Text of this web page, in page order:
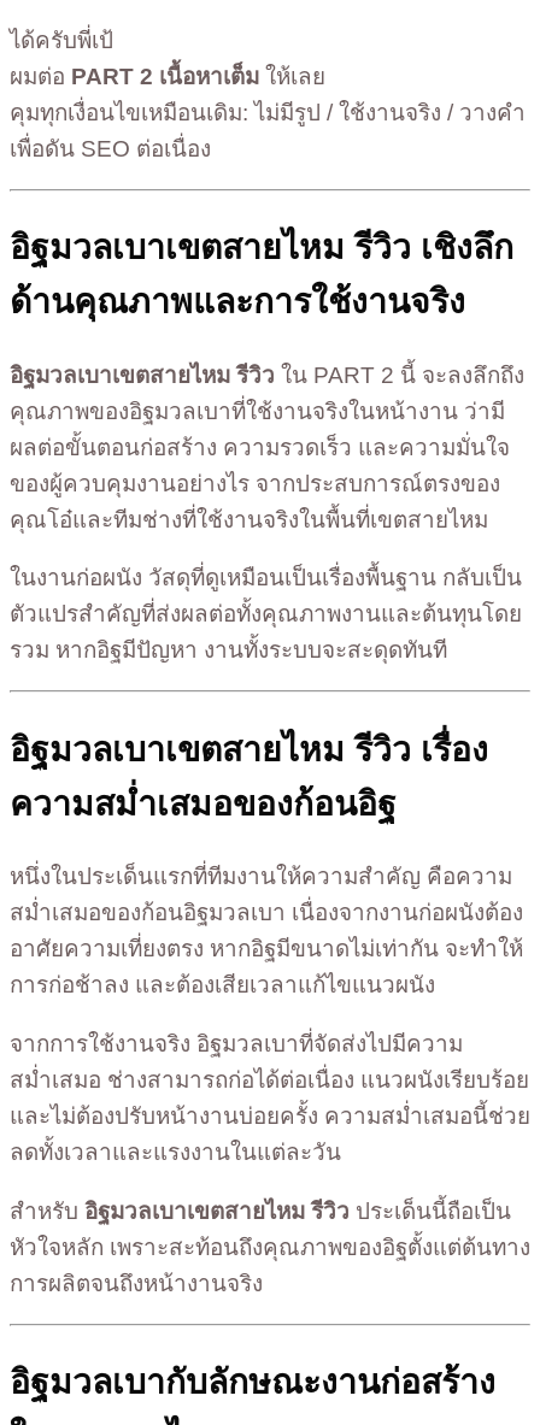
ได้ครับพี่เป้
ผมต่อ PART 2 เนื้อหาเต็ม ให้เลย
คุมทุกเงื่อนไขเหมือนเดิม: ไม่มีรูป / ใช้งานจริง / วางคำ
เพื่อดัน SEO ต่อเนื่อง
อิฐมวลเบาเขตสายไหม รีวิว เชิงลึก
ด้านคุณภาพและการใช้งานจริง
อิฐมวลเบาเขตสายไหม รีวิว ใน PART 2 นี้ จะลงลึกถึง
คุณภาพของอิฐมวลเบาที่ใช้งานจริงในหน้างาน ว่ามี
ผลต่อขั้นตอนก่อสร้าง ความรวดเร็ว และความมั่นใจ
ของผู้ควบคุมงานอย่างไร จากประสบการณ์ตรงของ
คุณโอ๋และทีมช่างที่ใช้งานจริงในพื้นที่เขตสายไหม
ในงานก่อผนัง วัสดุที่ดูเหมือนเป็นเรื่องพื้นฐาน กลับเป็น
ตัวแปรสำคัญที่ส่งผลต่อทั้งคุณภาพงานและต้นทุนโดย
รวม หากอิฐมีปัญหา งานทั้งระบบจะสะดุดทันที
อิฐมวลเบาเขตสายไหม รีวิว เรื่อง
ความสม่ำเสมอของก้อนอิฐ
หนึ่งในประเด็นแรกที่ทีมงานให้ความสำคัญ คือความ
สม่ำเสมอของก้อนอิฐมวลเบา เนื่องจากงานก่อผนังต้อง
อาศัยความเที่ยงตรง หากอิฐมีขนาดไม่เท่ากัน จะทำให้
การก่อช้าลง และต้องเสียเวลาแก้ไขแนวผนัง
จากการใช้งานจริง อิฐมวลเบาที่จัดส่งไปมีความ
สม่ำเสมอ ช่างสามารถก่อได้ต่อเนื่อง แนวผนังเรียบร้อย
และไม่ต้องปรับหน้างานบ่อยครั้ง ความสม่ำเสมอนี้ช่วย
ลดทั้งเวลาและแรงงานในแต่ละวัน
สำหรับ อิฐมวลเบาเขตสายไหม รีวิว ประเด็นนี้ถือเป็น
หัวใจหลัก เพราะสะท้อนถึงคุณภาพของอิฐตั้งแต่ต้นทาง
การผลิตจนถึงหน้างานจริง
อิฐมวลเบากับลักษณะงานก่อสร้าง